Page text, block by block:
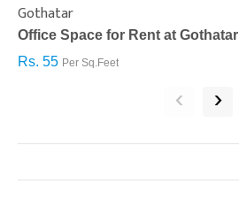
Gothatar
Office Space for Rent at Gothatar
Rs. 55 Per Sq.Feet
‹ ›